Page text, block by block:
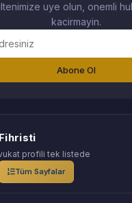
uye olun, onemli
kacirmayin.
Abone Ol
profili tek listede
Tüm Sayfalar